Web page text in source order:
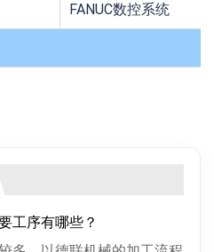
FANUC数控系统
工序有哪些？